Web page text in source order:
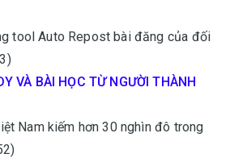
tool Auto Repost bài đăng của đối
VÀ BÀI HỌC TỪ NGƯỜI THÀNH
Nam kiếm hơn 30 nghìn đô trong